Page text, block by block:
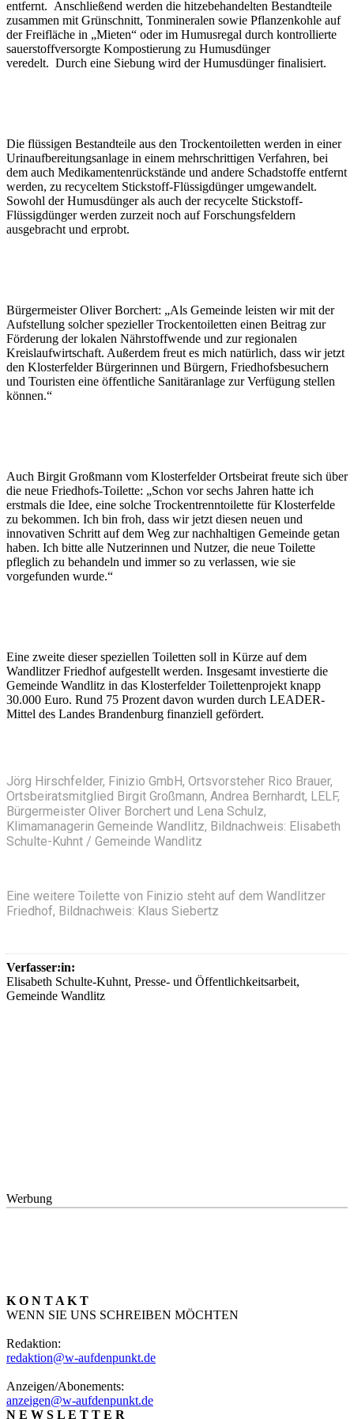
entfernt. Anschließend werden die hitzebehandelten Bestandteile
zusammen mit Grünschnitt, Tonmineralen sowie Pflanzenkohle auf
der Freifläche in „Mieten“ oder im Humusregal durch kontrollierte
sauerstoffversorgte Kompostierung zu Humusdünger
veredelt. Durch eine Siebung wird der Humusdünger finalisiert.
Die flüssigen Bestandteile aus den Trockentoiletten werden in einer
Urinaufbereitungsanlage in einem mehrschrittigen Verfahren, bei
dem auch Medikamentenrückstände und andere Schadstoffe entfernt
werden, zu recyceltem Stickstoff-Flüssigdünger umgewandelt.
Sowohl der Humusdünger als auch der recycelte Stickstoff-
Flüssigdünger werden zurzeit noch auf Forschungsfeldern
ausgebracht und erprobt.
Bürgermeister Oliver Borchert: „Als Gemeinde leisten wir mit der
Aufstellung solcher spezieller Trockentoiletten einen Beitrag zur
Förderung der lokalen Nährstoffwende und zur regionalen
Kreislaufwirtschaft. Außerdem freut es mich natürlich, dass wir jetzt
den Klosterfelder Bürgerinnen und Bürgern, Friedhofsbesuchern
und Touristen eine öffentliche Sanitäranlage zur Verfügung stellen
können.“
Auch Birgit Großmann vom Klosterfelder Ortsbeirat freute sich über
die neue Friedhofs-Toilette: „Schon vor sechs Jahren hatte ich
erstmals die Idee, eine solche Trockentrenntoilette für Klosterfelde
zu bekommen. Ich bin froh, dass wir jetzt diesen neuen und
innovativen Schritt auf dem Weg zur nachhaltigen Gemeinde getan
haben. Ich bitte alle Nutzerinnen und Nutzer, die neue Toilette
pfleglich zu behandeln und immer so zu verlassen, wie sie
vorgefunden wurde.“
Eine zweite dieser speziellen Toiletten soll in Kürze auf dem
Wandlitzer Friedhof aufgestellt werden. Insgesamt investierte die
Gemeinde Wandlitz in das Klosterfelder Toilettenprojekt knapp
30.000 Euro. Rund 75 Prozent davon wurden durch LEADER-
Mittel des Landes Brandenburg finanziell gefördert.
Jörg Hirschfelder, Finizio GmbH, Ortsvorsteher Rico Brauer,
Ortsbeiratsmitglied Birgit Großmann, Andrea Bernhardt, LELF,
Bürgermeister Oliver Borchert und Lena Schulz,
Klimamanagerin Gemeinde Wandlitz, Bildnachweis: Elisabeth
Schulte-Kuhnt / Gemeinde Wandlitz
Eine weitere Toilette von Finizio steht auf dem Wandlitzer
Friedhof, Bildnachweis: Klaus Siebertz
Verfasser:in:
Elisabeth Schulte-Kuhnt, Presse- und Öffentlichkeitsarbeit,
Gemeinde Wandlitz
Werbung
K O N T A K T
WENN SIE UNS SCHREIBEN MÖCHTEN
Redaktion:
redaktion@w-aufdenpunkt.de
Anzeigen/Abonements:
anzeigen@w-aufdenpunkt.de
N E W S L E T T E R